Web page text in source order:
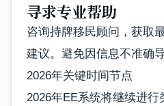
寻求专业帮助
咨询持牌移民顾问，获取
建议。避免因信息不准确
2026年关键时间节点
2026年EE系统将继续进